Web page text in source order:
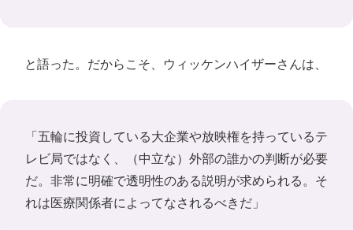
と語った。だからこそ、ウィッケンハイザーさんは、
「五輪に投資している大企業や放映権を持っているテ
レビ局ではなく、（中立な）外部の誰かの判断が必要
だ。非常に明確で透明性のある説明が求められる。そ
れは医療関係者によってなされるべきだ」